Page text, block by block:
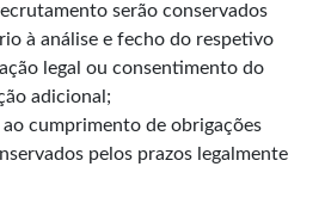
serão conservados
à análise e fecho do respetivo
legal ou consentimento do
adicional;
ao cumprimento de obrigações
pelos prazos legalmente